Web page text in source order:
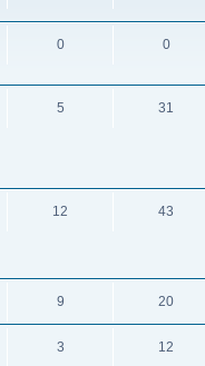
0 0
5 31
12 43
9 20
3 12